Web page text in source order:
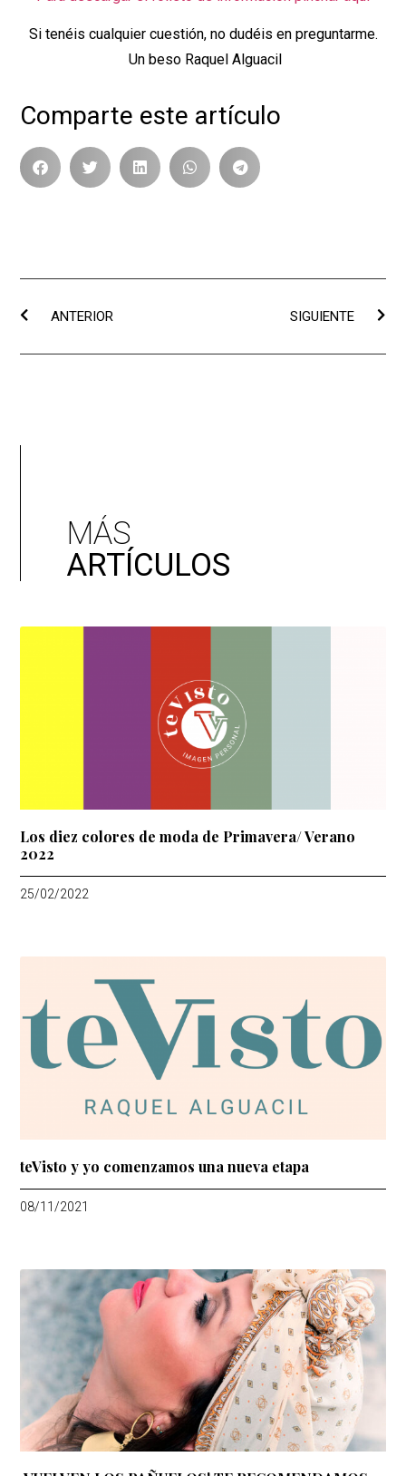
Si tenéis cualquier cuestión, no dudéis en preguntarme.
Un beso Raquel Alguacil
Comparte este artículo
ANTERIOR SIGUIENTE
MÁS
ARTÍCULOS
Los diez colores de moda de Primavera/ Verano
2022
25/02/2022
teVisto y yo comenzamos una nueva etapa
08/11/2021